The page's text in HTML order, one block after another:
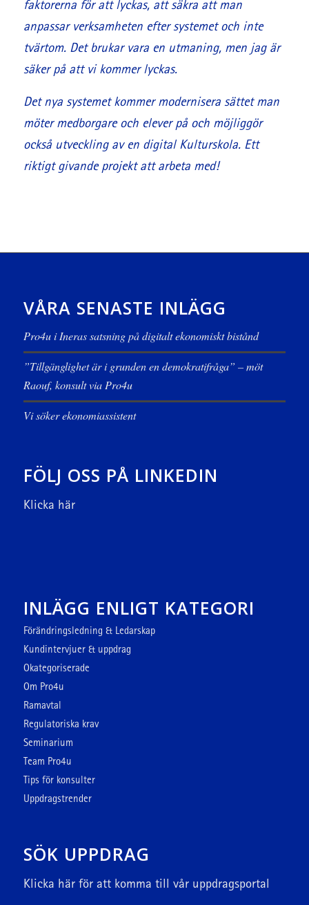
faktorerna för att lyckas, att säkra att man
anpassar verksamheten efter systemet och inte
tvärtom. Det brukar vara en utmaning, men jag är
säker på att vi kommer lyckas.
Det nya systemet kommer modernisera sättet man
möter medborgare och elever på och möjliggör
också utveckling av en digital Kulturskola. Ett
riktigt givande projekt att arbeta med!
VÅRA SENASTE INLÄGG
Pro4u i Ineras satsning på digitalt ekonomiskt bistånd
”Tillgänglighet är i grunden en demokratifråga” – möt
Raouf, konsult via Pro4u
Vi söker ekonomiassistent
FÖLJ OSS PÅ LINKEDIN
Klicka här
INLÄGG ENLIGT KATEGORI
Förändringsledning & Ledarskap
Kundintervjuer & uppdrag
Okategoriserade
Om Pro4u
Ramavtal
Regulatoriska krav
Seminarium
Team Pro4u
Tips för konsulter
Uppdragstrender
SÖK UPPDRAG
Klicka härför att komma till vår uppdragsportal